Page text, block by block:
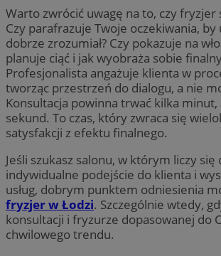
Warto zwrócić uwagę na to, czy fryzjer
Czy parafrazuje Twoje oczekiwania, by
dobrze zrozumiał? Czy pokazuje na
planuje ciąć i jak wyobraża sobie
Profesjonalista angażuje klienta w
tworząc przestrzeń do dialogu, a nie
Konsultacja powinna trwać kilka minut,
sekund. To czas, który zwraca się
satysfakcji z efektu finalnego.
Jeśli szukasz salonu, w którym liczy się
indywidualne podejście do klienta i
usług, dobrym punktem odniesienia
fryzjer w Łodzi. Szczególnie wtedy,
konsultacji i fryzurze dopasowanej do
chwilowego trendu.